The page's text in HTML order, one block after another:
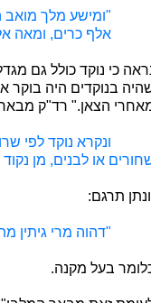
"ומישע מלך מואב
אלף כרים, ומאה
כי נוקד כולל גם
בנוקדים היה בוקר
הצאן." רד"ק
ונקרא נוקד לפי
או לבנים, מן נקוד
תרגם:
"דהוה מרי גיתין
בעל מקנה.